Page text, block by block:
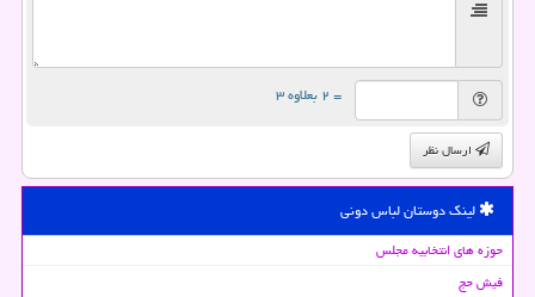
= ۲ بعلاوه ۳
ارسال نظر
لینک دوستان لباس دونی
حوزه های انتخابیه مجلس
فیش حج